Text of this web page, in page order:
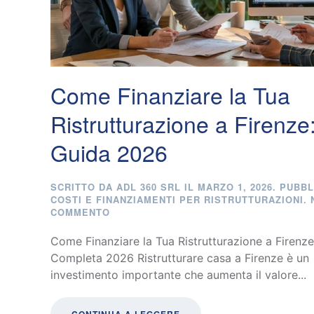
Come Finanziare la Tua
Ristrutturazione a Firenze:
Guida 2026
SCRITTO DA ADL 360 SRL IL MARZO 1, 2026.
COSTI E FINANZIAMENTI PER RISTRUTTURAZIONI.
COMMENTO
FINANZIARE
LA
TUA
RISTRUTTURAZIONE
Come Finanziare la Tua Ristrutturazione a
Completa 2026 Ristrutturare casa a Firenze è un
investimento importante che aumenta il valore...